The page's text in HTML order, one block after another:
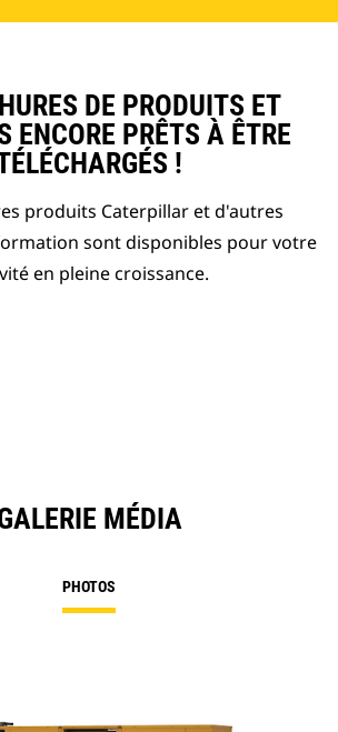
DE PRODUITS ET
ENCORE PRÊTS À ÊTRE
!
produits Caterpillar et d'autres
sont disponibles pour votre
en pleine croissance.
MÉDIA
PHOTOS